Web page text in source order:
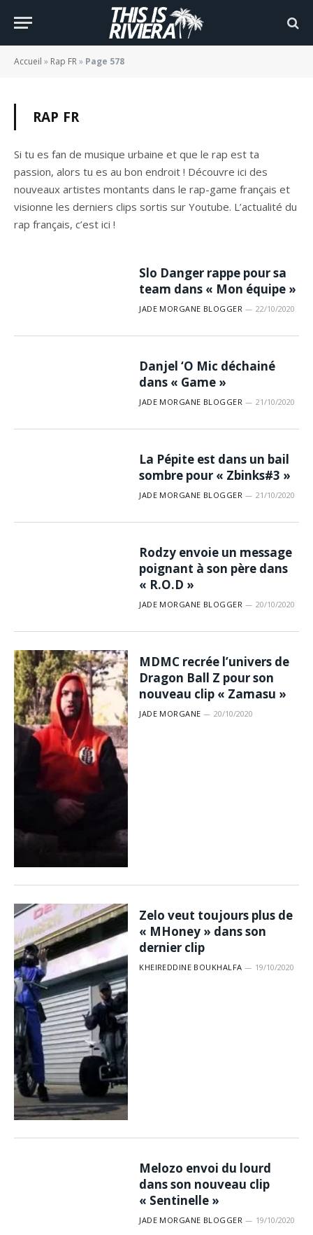
Accueil » Rap FR» Page 578
RAP FR
Si tu es fan de musique urbaine et que le rap est ta
passion, alors tu es au bon endroit ! Découvre ici des
nouveaux artistes montants dans le rap-game français et
visionne les derniers clips sortis sur Youtube. L’actualité du
rap français, c’est ici !
Slo Danger rappe pour sa
team dans « Mon équipe »
JADE MORGANE BLOGGER 22/10/2020
Danjel ‘O Mic déchainé
dans « Game »
JADE MORGANE BLOGGER 21/10/2020
La Pépite est dans un bail
sombre pour « Zbinks#3 »
JADE MORGANE BLOGGER 21/10/2020
Rodzy envoie un message
poignant à son père dans
« R.O.D »
JADE MORGANE BLOGGER 20/10/2020
MDMC recrée l’univers de
Dragon Ball Z pour son
nouveau clip « Zamasu »
JADE MORGANE 20/10/2020
Zelo veut toujours plus de
« MHoney » dans son
dernier clip
KHEIREDDINE BOUKHALFA 19/10/2020
Melozo envoi du lourd
dans son nouveau clip
« Sentinelle »
JADE MORGANE BLOGGER 19/10/2020